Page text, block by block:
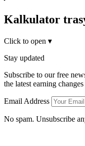
Kalkulator
Click to open ▾
Stay updated
Subscribe to our free
the latest earning
Email Address
No spam. Unsubscribe